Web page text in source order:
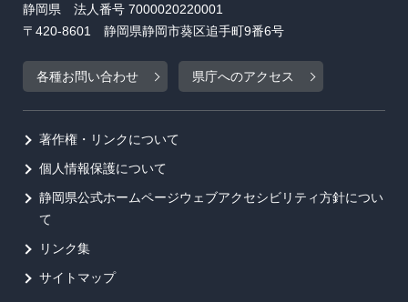
静岡県 法人番号 7000020220001
〒420-8601 静岡県静岡市葵区追手町9番6号
各種お問い合わせ 県庁へのアクセス
著作権・リンクについて
個人情報保護について
静岡県公式ホームページウェブアクセシビリティ方針につい
て
リンク集
サイトマップ